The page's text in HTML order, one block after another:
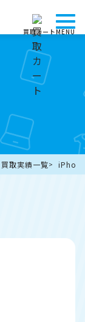
買取カートMENU
買取実績一覧